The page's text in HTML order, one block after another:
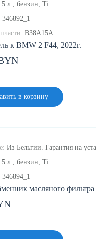
к BMW 2 F44, 2022г.
л., бензин, Ti
346892_1
B38A15A
в корзину
масляного
Из Бельгии. Гарантия на
л., бензин, Ti
346894_1